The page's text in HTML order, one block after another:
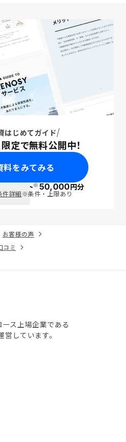
はじめてガイド
定で無料公開中！
料をみてみる
ポイント※50,000円分
件詳細※条件・上限あり
お客様の声
コミ
ス上場企業である
しています。